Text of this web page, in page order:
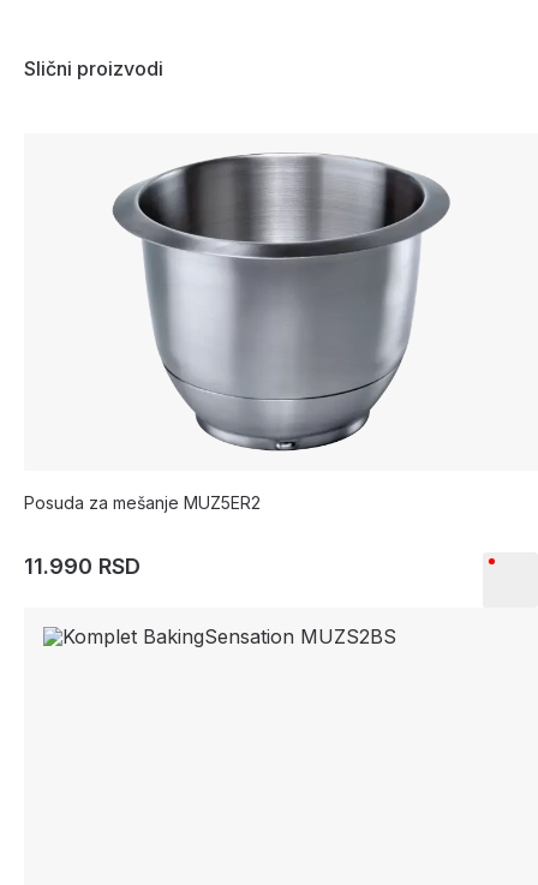
Slični proizvodi
Posuda za mešanje MUZ5ER2
11.990 RSD